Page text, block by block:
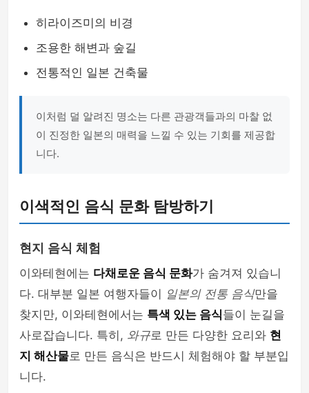
히라이즈미의 비경
조용한 해변과 숲길
전통적인 일본 건축물
이처럼 덜 알려진 명소는 다른 관광객들과의 마찰 없
이 진정한 일본의 매력을 느낄 수 있는 기회를 제공합
니다.
이색적인 음식 문화 탐방하기
현지 음식 체험
이와테현에는 다채로운 음식 문화가 숨겨져 있습니
다. 대부분 일본 여행자들이 일본의 전통 음식만을
찾지만, 이와테현에서는 특색 있는 음식들이 눈길을
사로잡습니다. 특히, 와규로 만든 다양한 요리와 현
지 해산물로 만든 음식은 반드시 체험해야 할 부분입
니다.